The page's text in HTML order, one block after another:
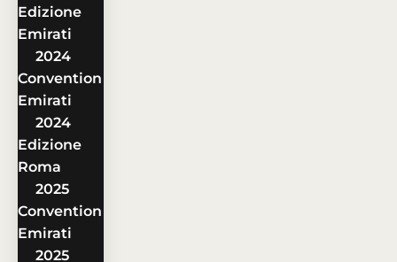
Edizione
Emirati
2024
Convention
Emirati
2024
Edizione
Roma
2025
Convention
Emirati
2025